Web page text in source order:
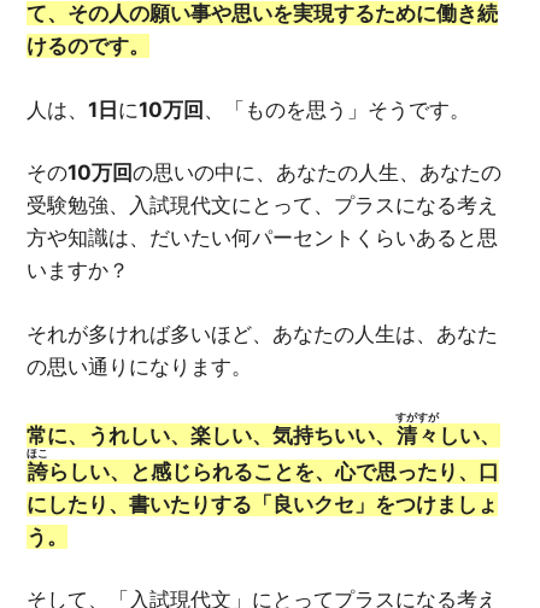
て、その人の願い事や思いを実現するために働き続
けるのです。
人は、1日に10万回、「ものを思う」そうです。
その10万回の思いの中に、あなたの人生、あなたの
受験勉強、入試現代文にとって、プラスになる考え
方や知識は、だいたい何パーセントくらいあると思
いますか？
それが多ければ多いほど、あなたの人生は、あなた
の思い通りになります。
常に、うれしい、楽しい、気持ちいい、 清々
すがすが
しい、
誇
ほこ
らしい、と感じられることを、心で思ったり、口
にしたり、書いたりする「良いクセ」をつけましょ
う。
そして、「入試現代文」にとってプラスになる考え